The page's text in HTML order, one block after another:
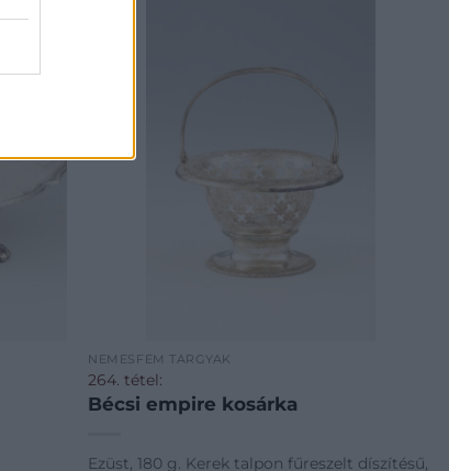
NEMESFÉM TÁRGYAK
264. tétel:
Bécsi empire kosárka
Ezüst, 180 g. Kerek talpon fűreszelt díszítésű,